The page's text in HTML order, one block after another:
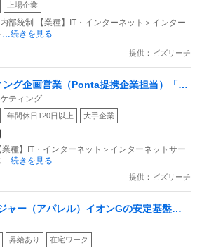
SBCSD）
上場企業
部統制 【業種】IT・インターネット＞インター
…続きを見る
提供：ビズリーチ
グ企画営業（Ponta提携企業担当）「国
サービスを展開／無駄のない消費社会を
ングカンパニー」
ティング
年間休日120日以上 大手企業
業種】IT・インターネット＞インターネットサー
…続きを見る
提供：ビズリーチ
ャー（アパレル）イオンGの安定基盤／
昇給あり 在宅ワーク